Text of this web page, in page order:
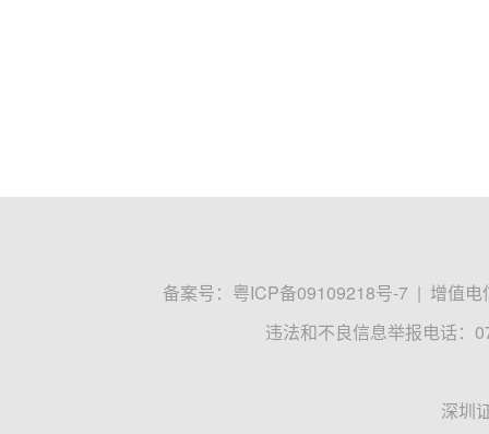
备案号： 粤ICP备09109218号-7 | 增值电
违法和不良信息举报电话：
深圳